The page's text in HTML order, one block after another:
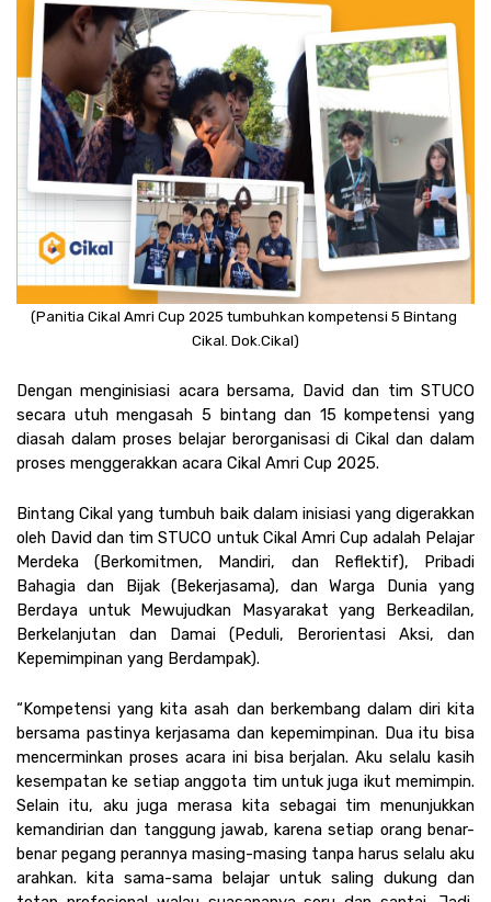
(Panitia Cikal Amri Cup 2025 tumbuhkan kompetensi 5 Bintang
Cikal. Dok.Cikal)
Dengan menginisiasi acara bersama, David dan tim STUCO
secara utuh mengasah 5 bintang dan 15 kompetensi yang
diasah dalam proses belajar berorganisasi di Cikal dan dalam
proses menggerakkan acara Cikal Amri Cup 2025.
Bintang Cikal yang tumbuh baik dalam inisiasi yang digerakkan
oleh David dan tim STUCO untuk Cikal Amri Cup adalah Pelajar
Merdeka (Berkomitmen, Mandiri, dan Reflektif), Pribadi
Bahagia dan Bijak (Bekerjasama), dan Warga Dunia yang
Berdaya untuk Mewujudkan Masyarakat yang Berkeadilan,
Berkelanjutan dan Damai (Peduli, Berorientasi Aksi, dan
Kepemimpinan yang Berdampak).
“Kompetensi yang kita asah dan berkembang dalam diri kita
bersama pastinya kerjasama dan kepemimpinan. Dua itu bisa
mencerminkan proses acara ini bisa berjalan. Aku selalu kasih
kesempatan ke setiap anggota tim untuk juga ikut memimpin.
Selain itu, aku juga merasa kita sebagai tim menunjukkan
kemandirian dan tanggung jawab, karena setiap orang benar-
benar pegang perannya masing-masing tanpa harus selalu aku
arahkan. kita sama-sama belajar untuk saling dukung dan